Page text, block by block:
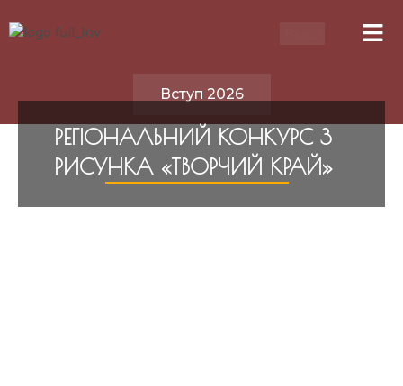
Вступ 2026
РЕГІОНАЛЬНИЙ КОНКУРС З
РИСУНКА «ТВОРЧИЙ КРАЙ»